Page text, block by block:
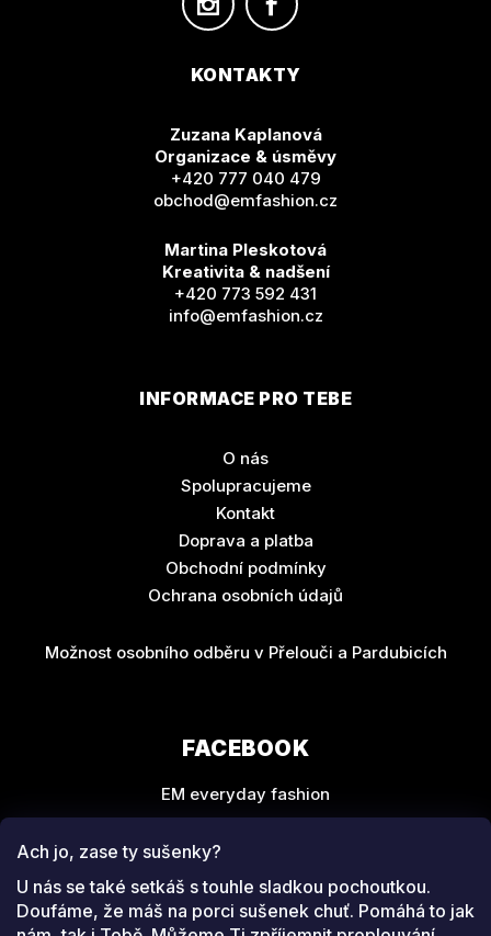
Ach jo, zase ty sušenky?
U nás se také setkáš s touhle sladkou pochoutkou.
Doufáme, že máš na porci sušenek chuť. Pomáhá to jak
KONTAKTY
Zuzana Kaplanová
Organizace & úsměvy
+420 777 040 479
obchod@emfashion.cz
Martina Pleskotová
Kreativita & nadšení
+420 773 592 431
info@emfashion.cz
INFORMACE PRO TEBE
O nás
Spolupracujeme
Kontakt
Doprava a platba
Obchodní podmínky
Ochrana osobních údajů
Možnost osobního odběru v Přelouči a Pardubicích
FACEBOOK
EM everyday fashion